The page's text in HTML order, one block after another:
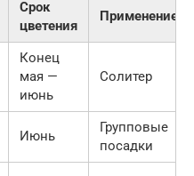
Срок
цветения
Применение
Конец
мая —
июнь
Солитер
Июнь
Групповые
посадки